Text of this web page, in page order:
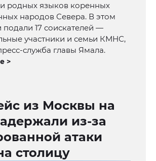
родных языков коренных
народов Севера. В этом
подали 17 соискателей —
участники и семьи КМНС,
служба главы Ямала.
>
из Москвы на
из-за
атаки
столицу